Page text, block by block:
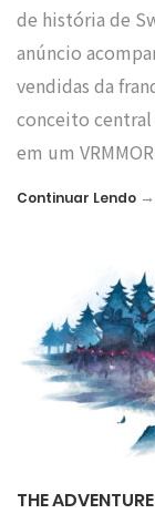
de história de
anúncio
vendidas da
conceito central
em um
Continuar Lendo →
THE